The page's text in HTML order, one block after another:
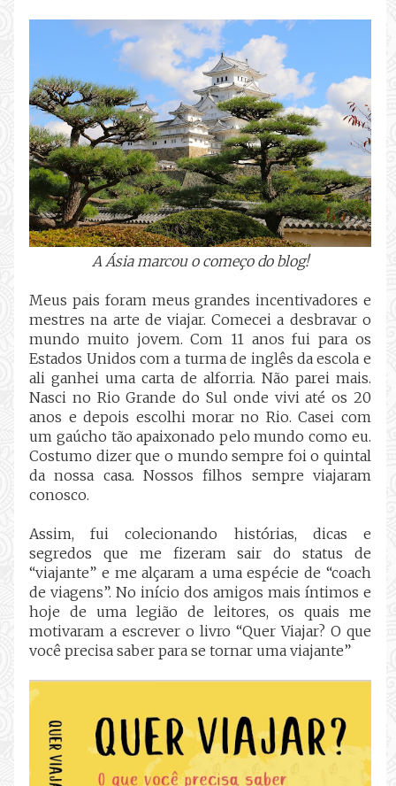
A Ásia marcou o começo do blog!
Meus pais foram meus grandes incentivadores e
mestres na arte de viajar. Comecei a desbravar o
mundo muito jovem. Com 11 anos fui para os
Estados Unidos com a turma de inglês da escola e
ali ganhei uma carta de alforria. Não parei mais.
Nasci no Rio Grande do Sul onde vivi até os 20
anos e depois escolhi morar no Rio. Casei com
um gaúcho tão apaixonado pelo mundo como eu.
Costumo dizer que o mundo sempre foi o quintal
da nossa casa. Nossos filhos sempre viajaram
conosco.
Assim, fui colecionando histórias, dicas e
segredos que me fizeram sair do status de
“viajante” e me alçaram a uma espécie de “coach
de viagens”. No início dos amigos mais íntimos e
hoje de uma legião de leitores, os quais me
motivaram a escrever o livro “Quer Viajar? O que
você precisa saber para se tornar uma viajante”